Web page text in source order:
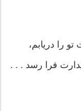
را دریابم،
فرا رسد . . .